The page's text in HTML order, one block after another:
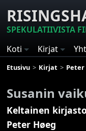
SPEKULATIIVISTA
Koti
Kirjat
Etusivu Kirjat Peter
Susanin
Keltainen kirjasto
Peter Høeg